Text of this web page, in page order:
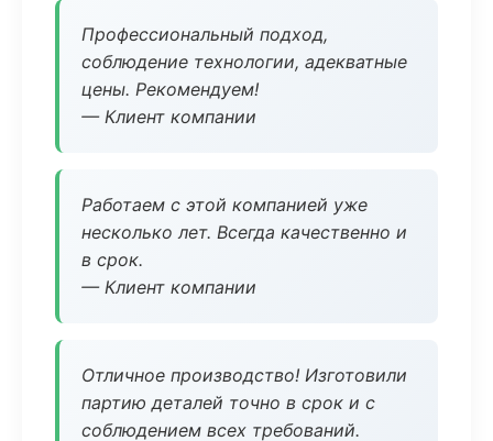
Профессиональный подход,
соблюдение технологии, адекватные
цены. Рекомендуем!
— Клиент компании
Работаем с этой компанией уже
несколько лет. Всегда качественно и
в срок.
— Клиент компании
Отличное производство! Изготовили
партию деталей точно в срок и с
соблюдением всех требований.